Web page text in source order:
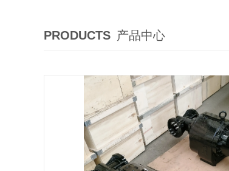
PRODUCTS 产品中心